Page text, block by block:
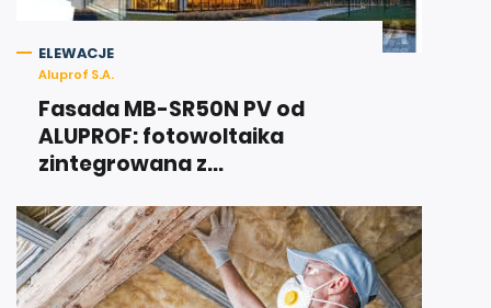
ELEWACJE
Aluprof S.A.
Fasada MB-SR50N PV od
ALUPROF: fotowoltaika
zintegrowana z...